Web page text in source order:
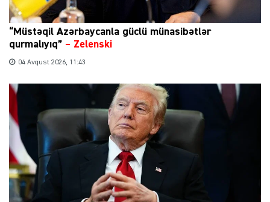
“Müstəqil Azərbaycanla güclü münasibətlər
qurmalıyıq” – Zelenski
04 Avqust 2026, 11:43